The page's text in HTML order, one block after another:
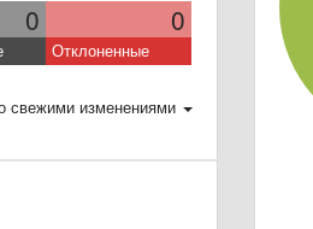
0 0
Отклоненные
свежими изменениями